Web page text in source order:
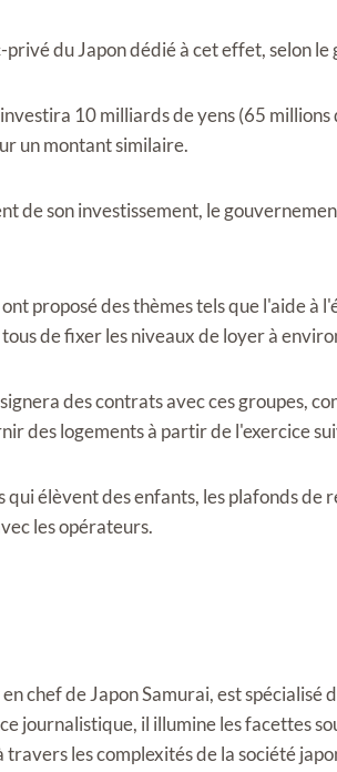
du Japon dédié à cet effet, selon
10 milliards de yens (65 millions
un montant similaire.
de son investissement, le
proposé des thèmes tels que l'aide à
de fixer les niveaux de loyer à
des contrats avec ces groupes,
des logements à partir de l'exercice
qui élèvent des enfants, les plafonds
les opérateurs.
chef de Japon Samurai, est spécialisé
journalistique, il illumine les facettes
travers les complexités de la société